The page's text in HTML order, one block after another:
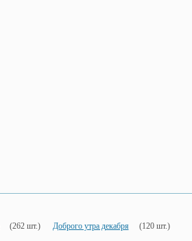
(262 шт.) Доброго утра декабря (120 шт.)